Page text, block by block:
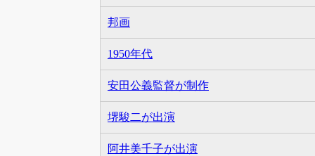
邦画
1950年代
安田公義監督が制作
堺駿二が出演
阿井美千子が出演